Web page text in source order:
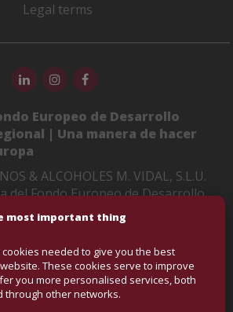
Legal terms
Europeo de Desarrollo
| Una manera de hacer
& ALCOHOLES M. VIDAL, S.L.U.
del Fondo Europeo de Desarrollo
es mejorar la competitividad de
al cual ha puesto en marcha un
Digital Internacional con el objetivo
online en mercados
el año 2022-2023. Para ello ha
del Programa XPANDE DIGITAL
most important thing
needed to give you the best
These cookies serve to improve
you more personalised services, both
through other networks.